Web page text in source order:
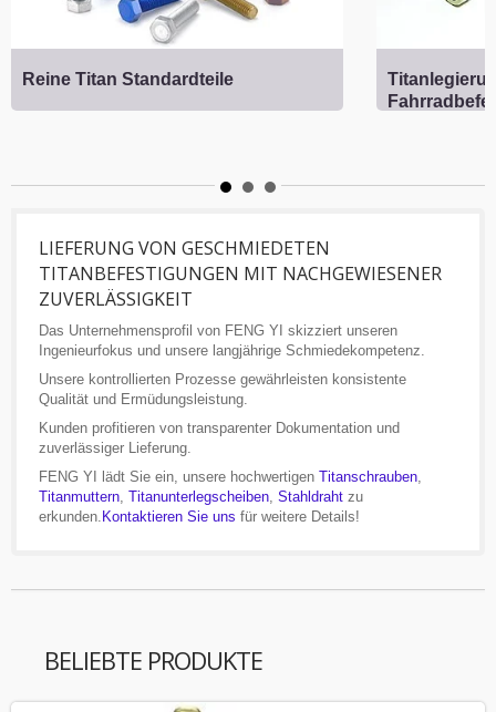
Reine Titan Standardteile
LIEFERUNG VON GESCHMIEDETEN
TITANBEFESTIGUNGEN MIT NACHGEWIESENER
ZUVERLÄSSIGKEIT
Das Unternehmensprofil von FENG YI skizziert unseren
Ingenieurfokus und unsere langjährige Schmiedekompetenz.
Unsere kontrollierten Prozesse gewährleisten konsistente
Qualität und Ermüdungsleistung.
Kunden profitieren von transparenter Dokumentation und
zuverlässiger Lieferung.
FENG YI lädt Sie ein, unsere hochwertigen Titanschrauben,
Titanmuttern, Titanunterlegscheiben, Stahldraht zu
erkunden. Kontaktieren Sie uns für weitere Details!
BELIEBTE PRODUKTE